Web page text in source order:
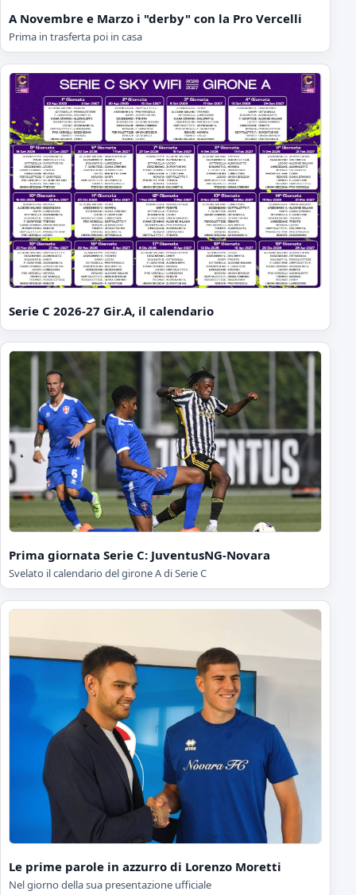
A Novembre e Marzo i "derby" con la Pro Vercelli
Prima in trasferta poi in casa
Serie C 2026-27 Gir.A, il calendario
Prima giornata Serie C: JuventusNG-Novara
Svelato il calendario del girone A di Serie C
Le prime parole in azzurro di Lorenzo Moretti
Nel giorno della sua presentazione ufficiale